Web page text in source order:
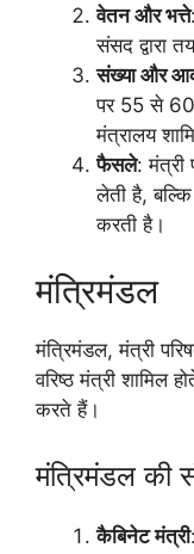
वेतन और भत्ते
संसद द्वारा
संख्या और
पर 55 से 60
मंत्रालय
फैसले: मंत्री
लेती है,
करती है।
मंत्रिमंडल
मंत्रिमंडल, मंत्री
वरिष्ठ मंत्री शामिल
करते हैं।
मंत्रिमंडल की
कैबिनेट मंत्री